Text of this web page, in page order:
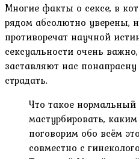
Многие факты о сексе, в
рядом абсолютно уверены,
противоречат научной
сексуальности очень
заставляют нас
страдать.
Что такое нормальный
мастурбировать,
поговорим обо всём
совместно с